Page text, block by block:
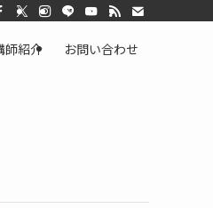
師紹介 お問い合わせ